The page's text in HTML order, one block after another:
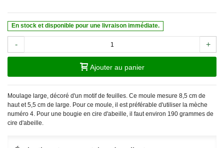
En stock et disponible pour une livraison immédiate.
- +
Ajouter au panier
Moulage large, décoré d'un motif de feuilles. Ce moule mesure 8,5 cm de
haut et 5,5 cm de large. Pour ce moule, il est préférable d'utiliser la mèche
numéro 4. Pour une bougie en cire d'abeille, il faut environ 190 grammes de
cire d'abeille.